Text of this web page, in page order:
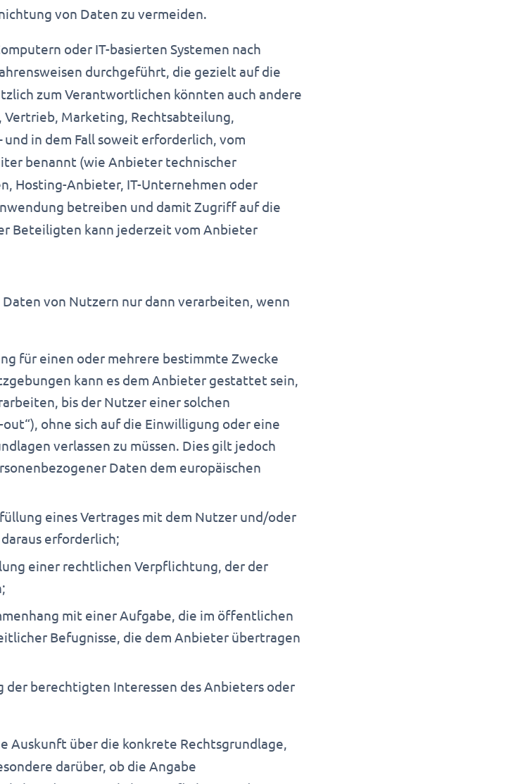
von Daten zu vermeiden.
oder IT-basierten Systemen nach
durchgeführt, die gezielt auf die
zum Verantwortlichen könnten auch andere
Marketing, Rechtsabteilung,
in dem Fall soweit erforderlich, vom
benannt (wie Anbieter technischer
Hosting-Anbieter, IT-Unternehmen oder
betreiben und damit Zugriff auf die
Beteiligten kann jederzeit vom Anbieter
von Nutzern nur dann verarbeiten, wenn
für einen oder mehrere bestimmte Zwecke
kann es dem Anbieter gestattet sein,
bis der Nutzer einer solchen
ohne sich auf die Einwilligung oder eine
verlassen zu müssen. Dies gilt jedoch
Daten dem europäischen
eines Vertrages mit dem Nutzer und/oder
erforderlich;
einer rechtlichen Verpflichtung, der der
mit einer Aufgabe, die im öffentlichen
Befugnisse, die dem Anbieter übertragen
der berechtigten Interessen des Anbieters oder
Auskunft über die konkrete Rechtsgrundlage,
darüber, ob die Angabe